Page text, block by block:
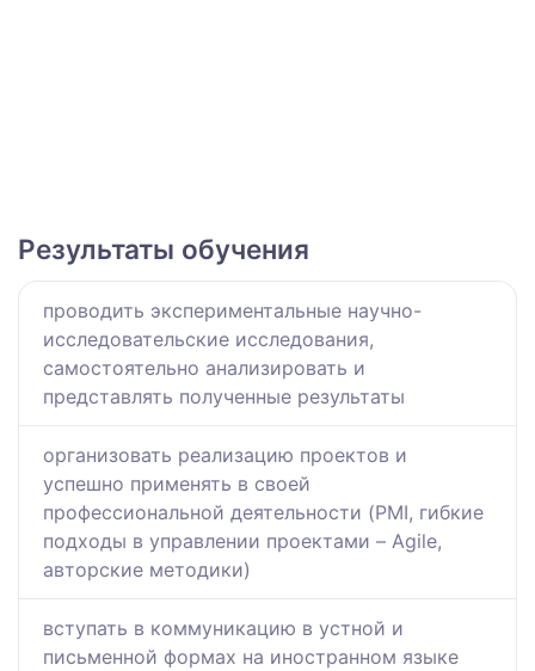
Результаты обучения
проводить экспериментальные научно-
исследовательские исследования,
самостоятельно анализировать и
представлять полученные результаты
организовать реализацию проектов и
успешно применять в своей
профессиональной деятельности (PMI, гибкие
подходы в управлении проектами – Agile,
авторские методики)
вступать в коммуникацию в устной и
письменной формах на иностранном языке